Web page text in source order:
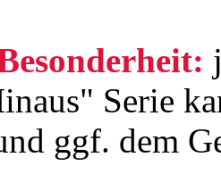
Serie
ggf. dem